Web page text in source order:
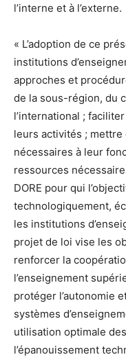
l’interne et à l’externe.
« L’adoption de ce
institutions
approches et
de la sous-région, du
l’international ;
leurs activités ;
nécessaires à leur
ressources
DORE pour qui
technologiquement,
les institutions
projet de loi vise les
renforcer la
l’enseignement
protéger l’autonomie
systèmes
utilisation optimale
l’épanouissement